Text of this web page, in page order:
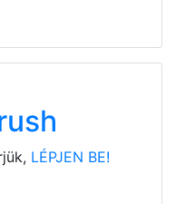
LÉPJEN BE!